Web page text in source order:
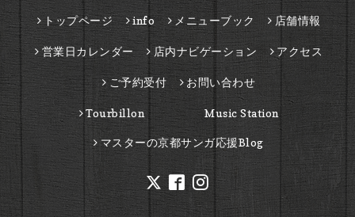
トップページ info メニューブック 店舗情報
営業日カレンダー 店内ナビゲーション アクセス
ご予約受付 お問い合わせ
Tourbillon Music Station
マスターの京都サンガ応援Blog